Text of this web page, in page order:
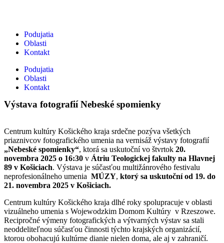
Podujatia
Oblasti
Kontakt
Podujatia
Oblasti
Kontakt
Výstava fotografií Nebeské spomienky
Centrum kultúry Košického kraja srdečne pozýva všetkých
priaznivcov fotografického umenia na vernisáž výstavy fotografií
„Nebeské spomienky“, ktorá sa uskutoční vo štvrtok 20.
novembra 2025 o 16:30 v Átriu Teologickej fakulty na Hlavnej
89 v Košiciach. Výstava je súčasťou multižánrového festivalu
neprofesionálneho umenia MÚZY, ktorý sa uskutoční od 19. do
21. novembra 2025 v Košiciach.
Centrum kultúry Košického kraja dlhé roky spolupracuje v oblasti
vizuálneho umenia s Wojewodzkim Domom Kultúry v Rzeszowe.
Recipročné výmeny fotografických a výtvarných výstav sa stali
neoddeliteľnou súčasťou činnosti týchto krajských organizácií,
ktorou obohacujú kultúrne dianie nielen doma, ale aj v zahraničí.